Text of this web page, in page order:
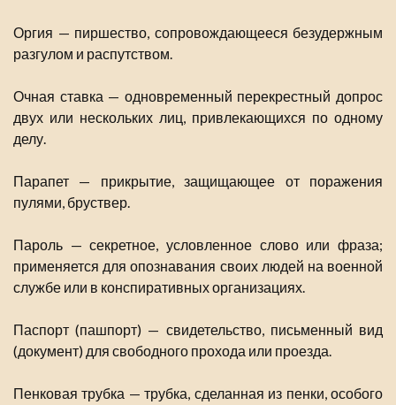
Оргия — пиршество, сопровождающееся безудержным
разгулом и распутством.
Очная ставка — одновременный перекрестный допрос
двух или нескольких лиц, привлекающихся по одному
делу.
Парапет — прикрытие, защищающее от поражения
пулями, бруствер.
Пароль — секретное, условленное слово или фраза;
применяется для опознавания своих людей на военной
службе или в конспиративных организациях.
Паспорт (пашпорт) — свидетельство, письменный вид
(документ) для свободного прохода или проезда.
Пенковая трубка — трубка, сделанная из пенки, особого